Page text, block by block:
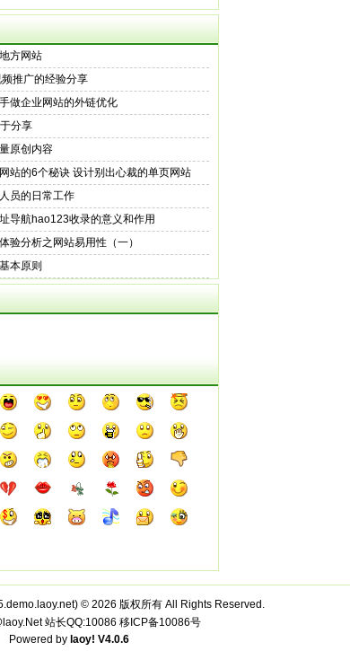
方网站
推广的经验分享
做企业网站的外链优化
分享
原创内容
站的6个秘诀 设计别出心裁的单页网站
员的日常工作
导航hao123收录的意义和作用
验分析之网站易用性（一）
本原则
) © 2026 版权所有 All Rights Reserved.
站长QQ:10086 移ICP备10086号
Powered by laoy! V4.0.6